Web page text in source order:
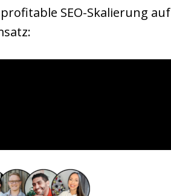
SEO-Skalierung auf